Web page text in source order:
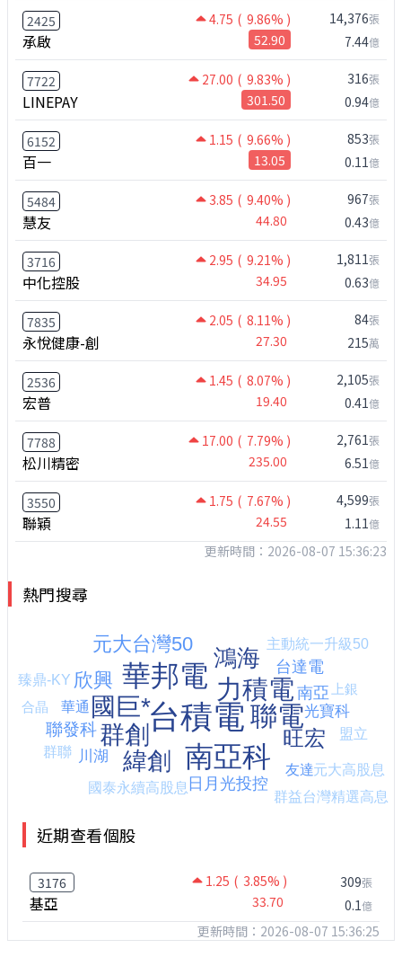
2425 4.75 ( 9.86% )
承啟 52.90
14,376張
7.44億
7722 27.00 ( 9.83% )
LINEPAY 301.50
316張
0.94億
6152 1.15 ( 9.66% )
百一 13.05
853張
0.11億
5484 3.85 ( 9.40% )
慧友 44.80
967張
0.43億
3716 2.95 ( 9.21% )
中化控股 34.95
1,811張
0.63億
7835 2.05 ( 8.11% )
永悅健康-創 27.30
84張
215萬
2536 1.45 ( 8.07% )
宏普 19.40
2,105張
0.41億
7788 17.00 ( 7.79% )
松川精密 235.00
2,761張
6.51億
3550 1.75 ( 7.67% )
聯穎 24.55
4,599張
1.11億
更新時間：2026-08-07 15:36:23
熱門搜尋
近期查看個股
3176 1.25 ( 3.85% )
基亞 33.70
309張
0.1億
更新時間：2026-08-07 15:36:25